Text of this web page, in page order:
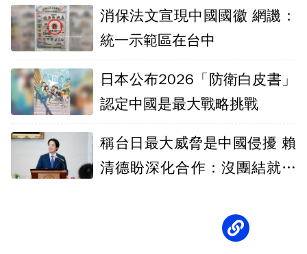
消保法文宣現中國國徽 網譏：
統一示範區在台中
日本公布2026「防衛白皮書」
認定中國是最大戰略挑戰
稱台日最大威脅是中國侵擾 賴
清德盼深化合作：沒團結就沒